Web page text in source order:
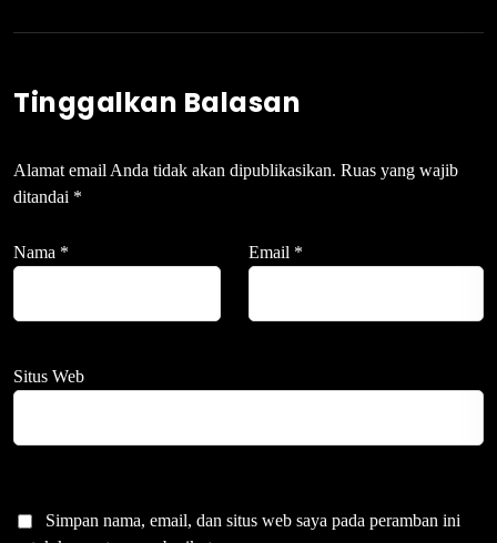
Tinggalkan Balasan
Alamat email Anda tidak akan dipublikasikan. Ruas yang wajib
ditandai *
Nama * Email *
Situs Web
Simpan nama, email, dan situs web saya pada peramban ini